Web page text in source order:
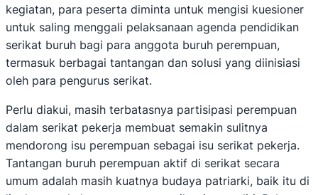
kegiatan, para peserta diminta untuk mengisi kuesioner
untuk saling menggali pelaksanaan agenda pendidikan
serikat buruh bagi para anggota buruh perempuan,
termasuk berbagai tantangan dan solusi yang diinisiasi
oleh para pengurus serikat.
Perlu diakui, masih terbatasnya partisipasi perempuan
dalam serikat pekerja membuat semakin sulitnya
mendorong isu perempuan sebagai isu serikat pekerja.
Tantangan buruh perempuan aktif di serikat secara
umum adalah masih kuatnya budaya patriarki, baik itu di